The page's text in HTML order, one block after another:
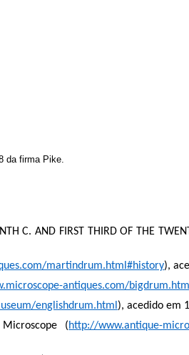
da firma Pike.
C. AND FIRST THIRD OF THE
martindrum.html#history),
antiques.com/
englishdrum.html), acedido em
(http://www.antique-